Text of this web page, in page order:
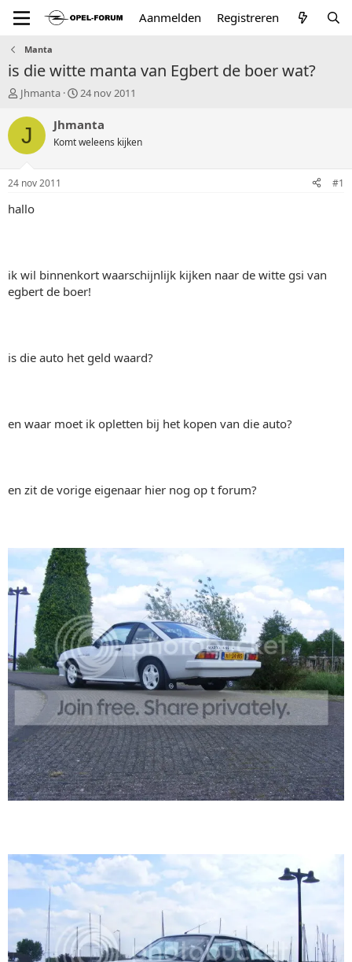
Aanmelden Registreren
Manta
is die witte manta van Egbert de boer wat?
T
p
a
r
Jhmanta
S
a
t
24 nov 2011
J Jhmanta
Komt weleens kijken
24 nov 2011 #1
hallo
ik wil binnenkort waarschijnlijk kijken naar de witte gsi van
egbert de boer!
is die auto het geld waard?
en waar moet ik opletten bij het kopen van die auto?
en zit de vorige eigenaar hier nog op t forum?